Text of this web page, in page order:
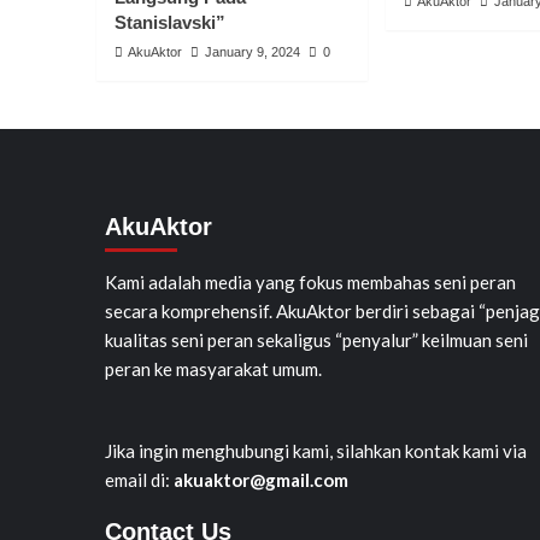
Stanislavski”
AkuAktor January 9, 2024 0
AkuAktor
Kami adalah media yang fokus membahas seni peran
secara komprehensif. AkuAktor berdiri sebagai
kualitas seni peran sekaligus “penyalur” keilmuan seni
peran ke masyarakat umum.
Jika ingin menghubungi kami, silahkan kontak kami via
email di: akuaktor@gmail.com
Contact Us